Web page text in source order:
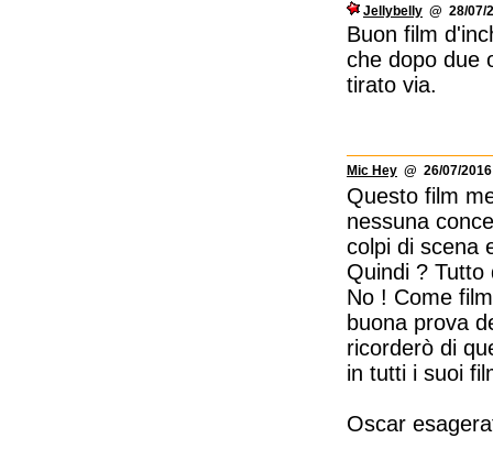
Jellybelly @ 28/07/
Buon film
che dopo due
tirato via.
Mic Hey @ 26/07/
Questo film
nessuna
colpi di scena
Quindi ? Tutto
No ! Come
buona prova
ricorderò di
in tutti i suoi
Oscar